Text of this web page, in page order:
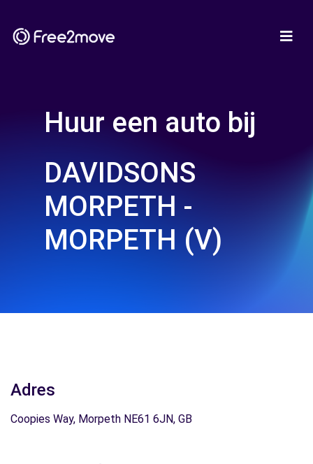
Huur een auto bij
DAVIDSONS
MORPETH -
MORPETH (V)
Adres
Coopies Way, Morpeth NE61 6JN, GB